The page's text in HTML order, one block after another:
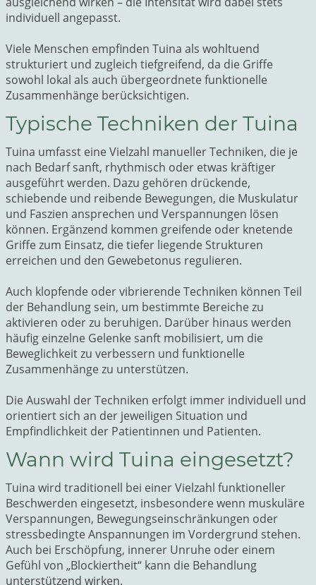
individuell angepasst.
Viele Menschen empfinden Tuina als wohltuend
strukturiert und zugleich tiefgreifend, da die Griffe
sowohl lokal als auch übergeordnete funktionelle
Zusammenhänge berücksichtigen.
Typische Techniken der Tuina
Tuina umfasst eine Vielzahl manueller Techniken, die je
nach Bedarf sanft, rhythmisch oder etwas kräftiger
ausgeführt werden. Dazu gehören drückende,
schiebende und reibende Bewegungen, die Muskulatur
und Faszien ansprechen und Verspannungen lösen
können. Ergänzend kommen greifende oder knetende
Griffe zum Einsatz, die tiefer liegende Strukturen
erreichen und den Gewebetonus regulieren.
Auch klopfende oder vibrierende Techniken können Teil
der Behandlung sein, um bestimmte Bereiche zu
aktivieren oder zu beruhigen. Darüber hinaus werden
häufig einzelne Gelenke sanft mobilisiert, um die
Beweglichkeit zu verbessern und funktionelle
Zusammenhänge zu unterstützen.
Die Auswahl der Techniken erfolgt immer individuell und
orientiert sich an der jeweiligen Situation und
Empfindlichkeit der Patientinnen und Patienten.
Wann wird Tuina eingesetzt?
Tuina wird traditionell bei einer Vielzahl funktioneller
Beschwerden eingesetzt, insbesondere wenn muskuläre
Verspannungen, Bewegungseinschränkungen oder
stressbedingte Anspannungen im Vordergrund stehen.
Auch bei Erschöpfung, innerer Unruhe oder einem
Gefühl von „Blockiertheit“ kann die Behandlung
unterstützend wirken.